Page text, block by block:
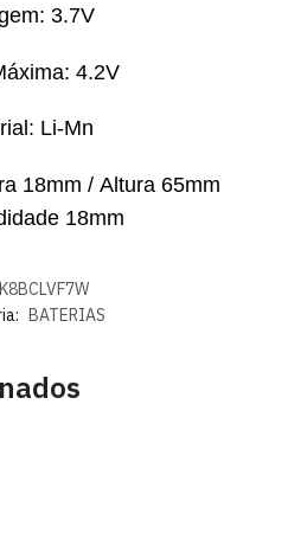
3.7V
4.2V
Li-Mn
18mm / Altura 65mm
18mm
K8BCLVF7W
BATERIAS